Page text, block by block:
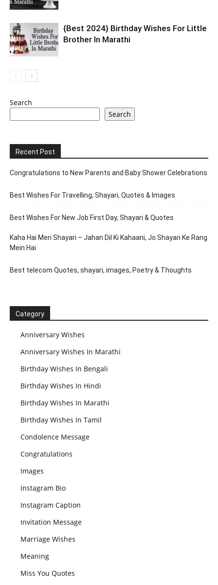
{Best 2024} Birthday Wishes For Little
Brother In Marathi
Search
Search
Recent Post
Congratulations to New Parents and Baby Shower Celebrations
Best Wishes For Travelling, Shayari, Quotes & Images
Best Wishes For New Job First Day, Shayari & Quotes
Kaha Hai Meri Shayari – Jahan Dil Ki Kahaani, Jo Shayari Ke Rang
Mein Hai
Best telecom Quotes, shayari, images, Poetry & Thoughts
Category
Anniversary Wishes
Anniversary Wishes In Marathi
Birthday Wishes In Bengali
Birthday Wishes In Hindi
Birthday Wishes In Marathi
Birthday Wishes In Tamil
Condolence Message
Congratulations
Images
Instagram Bio
Instagram Caption
Invitation Message
Marriage Wishes
Meaning
Miss You Quotes